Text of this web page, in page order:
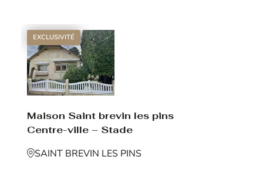
EXCLUSIVITÉ
Maison Saint brevin les pins
Centre-ville – Stade
SAINT BREVIN LES PINS